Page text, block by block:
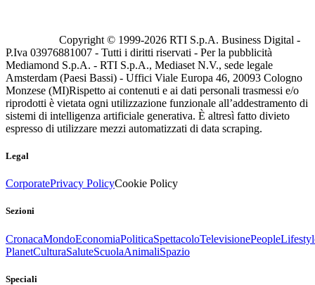
Copyright © 1999-2026 RTI S.p.A. Business Digital -
P.Iva 03976881007 - Tutti i diritti riservati - Per la pubblicità
Mediamond S.p.A. - RTI S.p.A., Mediaset N.V., sede legale
Amsterdam (Paesi Bassi) - Uffici Viale Europa 46, 20093 Cologno
Monzese (MI)Rispetto ai contenuti e ai dati personali trasmessi e/o
riprodotti è vietata ogni utilizzazione funzionale all’addestramento di
sistemi di intelligenza artificiale generativa. È altresì fatto divieto
espresso di utilizzare mezzi automatizzati di data scraping.
Legal
CorporatePrivacy PolicyCookie Policy
Sezioni
CronacaMondoEconomiaPoliticaSpettacoloTelevisionePeople
PlanetCulturaSaluteScuolaAnimaliSpazio
Speciali